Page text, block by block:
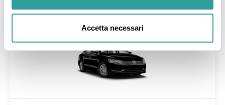
Accetta necessari
26
nov Transfer